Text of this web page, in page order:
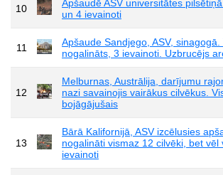
10
Apšaudē ASV universitātes
un 4 ievainoti
11
Apšaude Sandjego, ASV,
nogalināts, 3 ievainoti. Uzbrucējs
12
Melburnas, Austrālija, darījumu
nazi savainojis vairākus cilvēkus.
bojāgājušais
13
Bārā Kalifornijā, ASV izcēlusies
nogalināti vismaz 12 cilvēki, bet vēl
ievainoti